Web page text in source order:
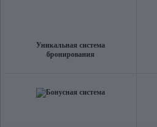
Уникальная система
бронирования